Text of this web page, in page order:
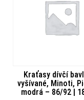
Kraťasy dívčí
vyšívané, Minoti,
modrá – 86/92 |